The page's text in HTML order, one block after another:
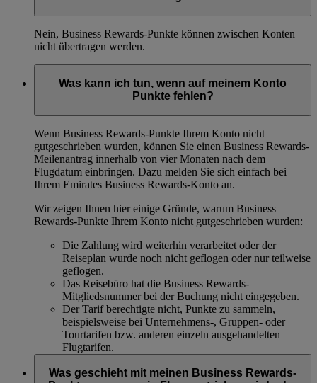
Nein, Business Rewards-Punkte können zwischen Konten
nicht übertragen werden.
Was kann ich tun, wenn auf meinem Konto
Punkte fehlen?
Wenn Business Rewards-Punkte Ihrem Konto nicht
gutgeschrieben wurden, können Sie einen Business Rewards-
Meilenantrag innerhalb von vier Monaten nach dem
Flugdatum einbringen. Dazu melden Sie sich einfach bei
Ihrem Emirates Business Rewards-Konto an.
Wir zeigen Ihnen hier einige Gründe, warum Business
Rewards-Punkte Ihrem Konto nicht gutgeschrieben wurden:
Die Zahlung wird weiterhin verarbeitet oder der
Reiseplan wurde noch nicht geflogen oder nur teilweise
geflogen.
Das Reisebüro hat die Business Rewards-
Mitgliedsnummer bei der Buchung nicht eingegeben.
Der Tarif berechtigte nicht, Punkte zu sammeln,
beispielsweise bei Unternehmens-, Gruppen- oder
Tourtarifen bzw. anderen einzeln ausgehandelten
Flugtarifen.
Was geschieht mit meinen Business Rewards-